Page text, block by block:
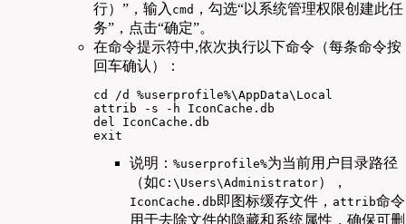
行）”，输入 cmd ，勾选“以系统管理权限创建此任
务”，点击“确定”。
在命令提示符中,依次执行以下命令（每条命令按
回车确认）：
cd /d %userprofile%\AppData\Local
attrib -s -h IconCache.db
del IconCache.db
exit
说明： %userprofile%为当前用户目录路径
（如C:\Users\Administrator），
IconCache.db 即图标缓存文件， attrib命令
用于去除文件的隐藏和系统属性，确保可删